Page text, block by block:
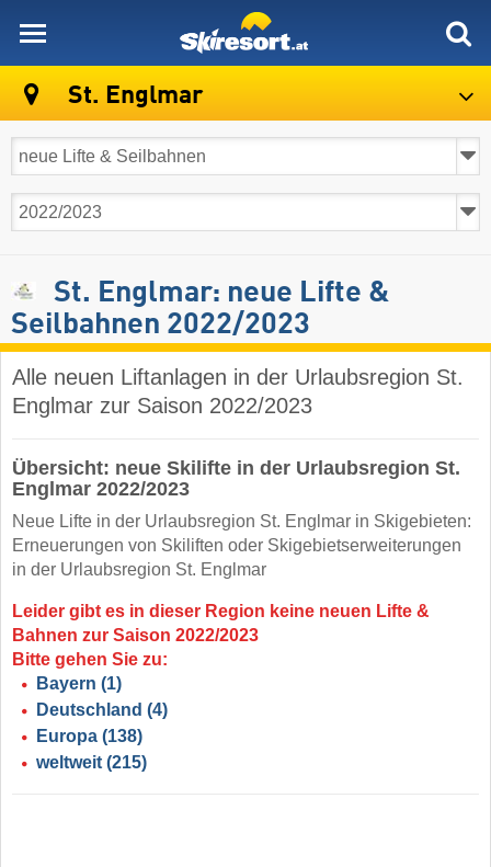
St. Englmar
St. Englmar: neue Lifte &
Seilbahnen 2022/2023
Alle neuen Liftanlagen in der Urlaubsregion St.
Englmar zur Saison 2022/2023
Übersicht: neue Skilifte in der Urlaubsregion St.
Englmar 2022/2023
Neue Lifte in der Urlaubsregion St. Englmar in Skigebieten:
Erneuerungen von Skiliften oder Skigebietserweiterungen
in der Urlaubsregion St. Englmar
Leider gibt es in dieser Region keine neuen Lifte &
Bahnen zur Saison 2022/2023
Bitte gehen Sie zu:
Bayern (1)
Deutschland (4)
Europa (138)
weltweit (215)